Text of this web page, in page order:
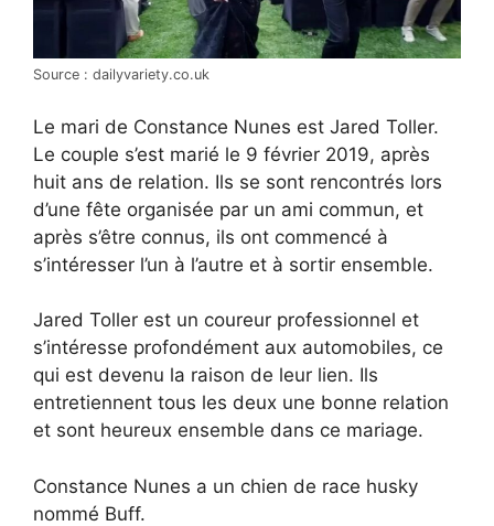
Source : dailyvariety.co.uk
Le mari de Constance Nunes est Jared Toller.
Le couple s’est marié le 9 février 2019, après
huit ans de relation. Ils se sont rencontrés lors
d’une fête organisée par un ami commun, et
après s’être connus, ils ont commencé à
s’intéresser l’un à l’autre et à sortir ensemble.
Jared Toller est un coureur professionnel et
s’intéresse profondément aux automobiles, ce
qui est devenu la raison de leur lien. Ils
entretiennent tous les deux une bonne relation
et sont heureux ensemble dans ce mariage.
Constance Nunes a un chien de race husky
nommé Buff.